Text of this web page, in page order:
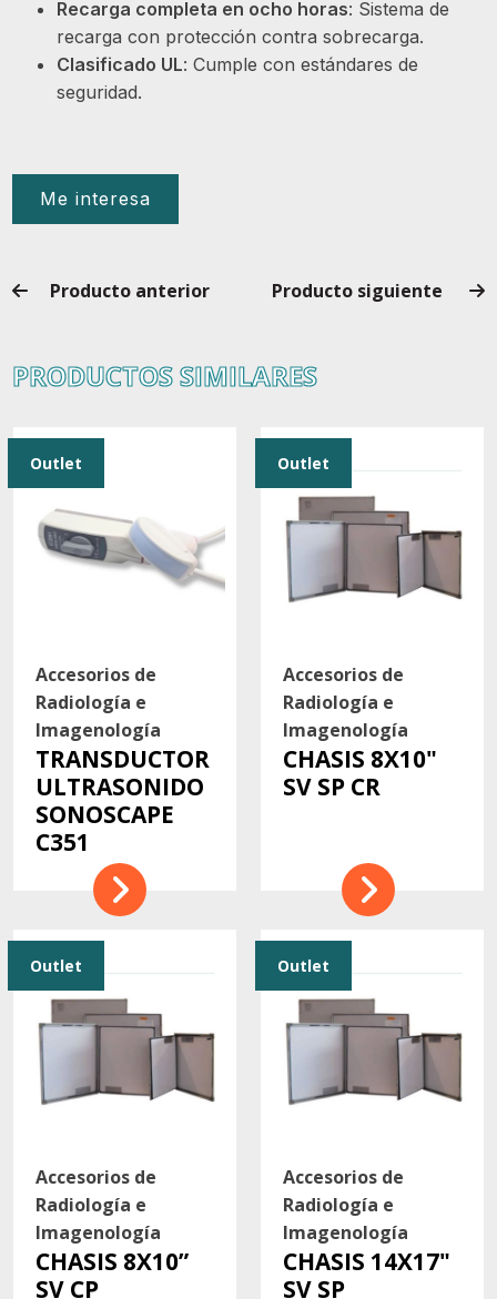
Recarga completa en ocho horas: Sistema de
recarga con protección contra sobrecarga.
Clasificado UL: Cumple con estándares de
seguridad.
Me interesa
Producto anterior Producto siguiente
PRODUCTOS SIMILARES
Accesorios de
Radiología e
Imagenología
TRANSDUCTOR
ULTRASONIDO
SONOSCAPE
C351
Outlet
Accesorios de
Radiología e
Imagenología
CHASIS 8X10"
SV SP CR
Outlet
Accesorios de
Radiología e
Imagenología
CHASIS 8X10”
SV CP
Outlet
Accesorios de
Radiología e
Imagenología
CHASIS 14X17"
SV SP
Outlet